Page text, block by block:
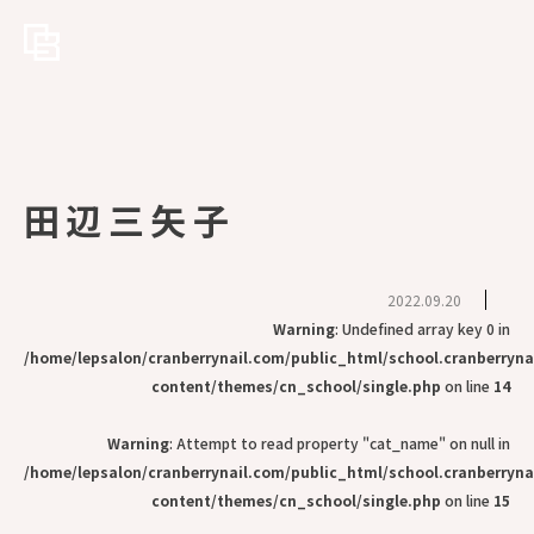
田辺三矢子
2022.09.20
Warning: Undefined array key 0 in
/home/lepsalon/cranberrynail.com/public_html/
content/themes/cn_school/single.php on line 14
Warning: Attempt to read property "cat_name" on null in
/home/lepsalon/cranberrynail.com/public_html/
content/themes/cn_school/single.php on line 15